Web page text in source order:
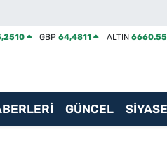
GBP64,4811 ALTIN 6660.55
GÜNCEL